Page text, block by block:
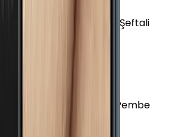
Galaxy A5 2017 - 32 GB - Şeftali
Galaxy J4 Plus - 16 GB - Pembe